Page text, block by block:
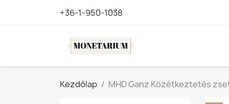
+36-1-950-1038
Kezdőlap MHD Ganz Közétkeztetés